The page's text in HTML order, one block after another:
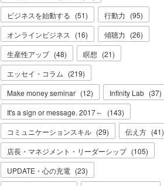
ビジネスを始動する (51) 行動力 (95)
オンラインビジネス
(16) 傾聴力 (26)
生産性アップ (48) 瞑想 (21)
エッセイ・コラム (219)
Make money seminar (12) Infinity Lab (37)
It's a sign or message. 2017～
(143)
コミュニケーションスキル (29) 伝え方 (41)
店長・マネジメント・リーダーシップ (105)
UPDATE・心の充電 (23)